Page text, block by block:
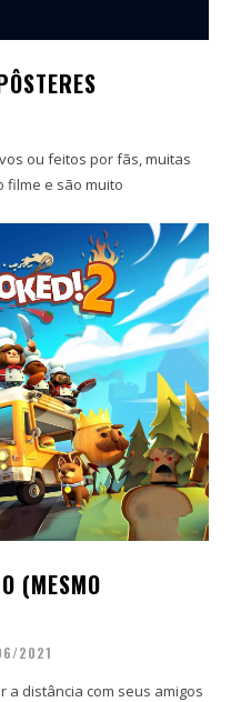
Todos os direitos
Todos os direitos
ou feitos por fãs, muitas
filme e são muito
(MESMO
2021
a distância com seus amigos